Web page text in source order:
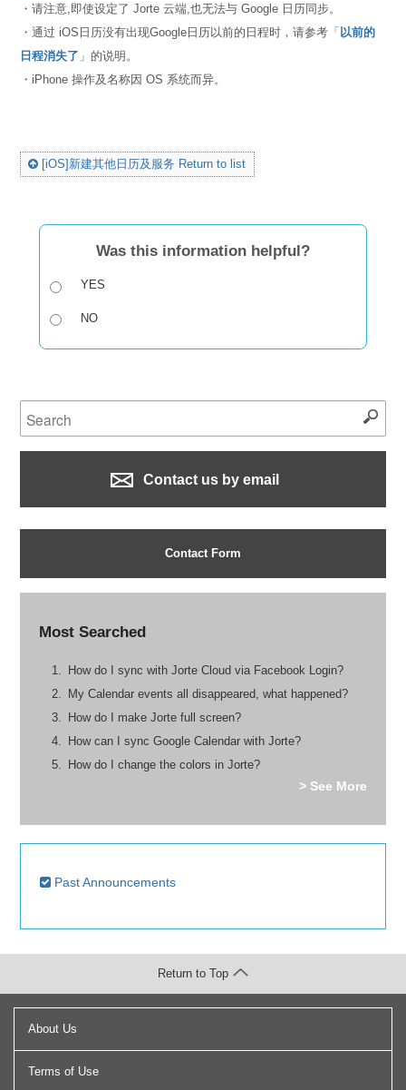
・请注意,即使设定了 Jorte 云端,也无法与 Google 日历同步。
・通过 iOS日历没有出现Google日历以前的日程时，请参考「 以前的
日程消失了 」的说明。
・iPhone 操作及名称因 OS 系统而异。
[iOS]新建其他日历及服务 Return to list
Was this information helpful?
YES
NO
Contact us by email
Contact Form
Most Searched
How do I sync with Jorte Cloud via Facebook Login?
My Calendar events all disappeared, what happened?
How do I make Jorte full screen?
How can I sync Google Calendar with Jorte?
How do I change the colors in Jorte?
> See More
Past Announcements
About Us
Terms of Use
Return to Top